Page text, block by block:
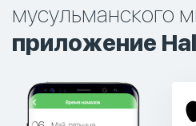
мусульманского
приложение